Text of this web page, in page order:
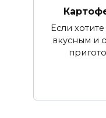
Если
вкусным и